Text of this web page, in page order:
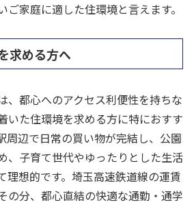
ご家庭に適した住環境と言えます。
求める方へ
、都心へのアクセス利便性を持ちな
いた住環境を求める方に特におすす
周辺で日常の買い物が完結し、公園
、子育て世代やゆったりとした生活
理想的です。埼玉高速鉄道線の運賃
の分、都心直結の快適な通勤・通学